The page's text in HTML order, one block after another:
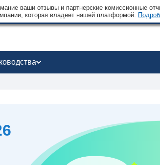
ваши отзывы и партнерские комиссионные
которая владеет нашей платформой.